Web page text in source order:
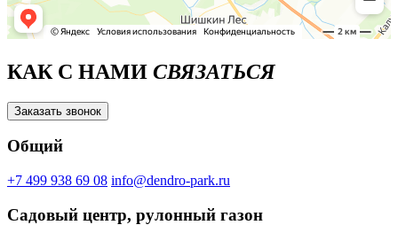
КАК С НАМИ СВЯЗАТЬСЯ
Заказать звонок
Общий
+7 499 938 69 08 info@dendro-park.ru
Садовый центр, рулонный газон